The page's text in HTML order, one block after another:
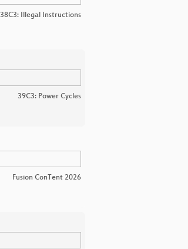
38C3: Illegal Instructions
39C3: Power Cycles
Fusion ConTent 2026